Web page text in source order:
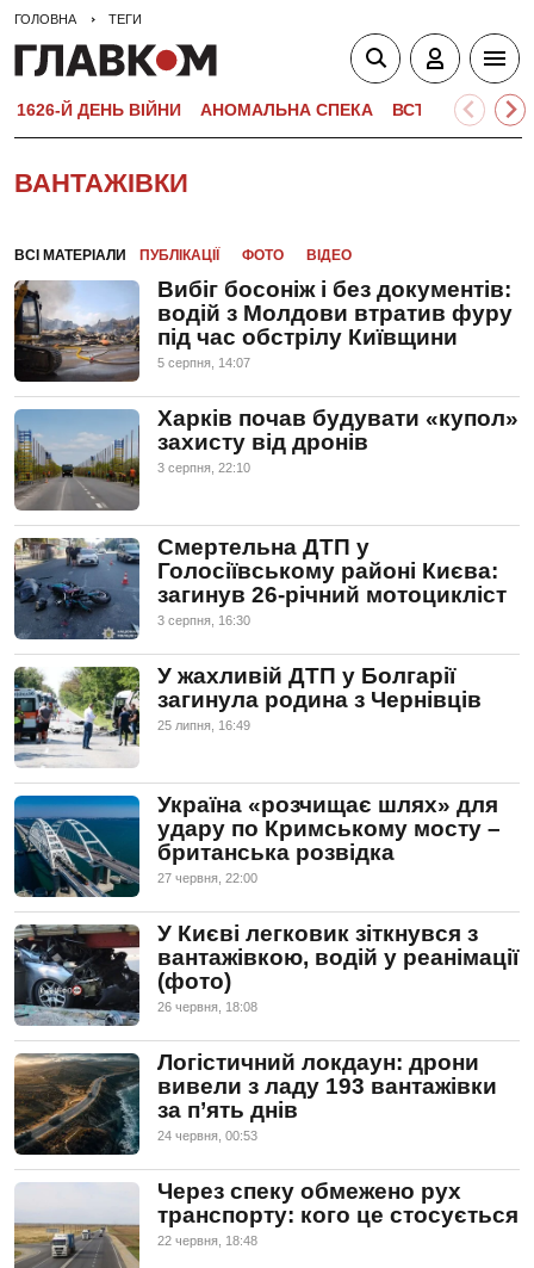
ГОЛОВНА ТЕГИ
1626-Й ДЕНЬ ВІЙНИ АНОМАЛЬНА СПЕКА ВСТУПНА
ВАНТАЖІВКИ
ВСІ МАТЕРІАЛИ ПУБЛІКАЦІЇ ФОТО ВІДЕО
Вибіг босоніж і без документів:
водій з Молдови втратив фуру
під час обстрілу Київщини
5 серпня, 14:07
Харків почав будувати «купол»
захисту від дронів
3 серпня, 22:10
Смертельна ДТП у
Голосіївському районі Києва:
загинув 26-річний мотоцикліст
3 серпня, 16:30
У жахливій ДТП у Болгарії
загинула родина з Чернівців
25 липня, 16:49
Україна «розчищає шлях» для
удару по Кримському мосту –
британська розвідка
27 червня, 22:00
У Києві легковик зіткнувся з
вантажівкою, водій у реанімації
(фото)
26 червня, 18:08
Логістичний локдаун: дрони
вивели з ладу 193 вантажівки
за п’ять днів
24 червня, 00:53
Через спеку обмежено рух
транспорту: кого це стосується
22 червня, 18:48